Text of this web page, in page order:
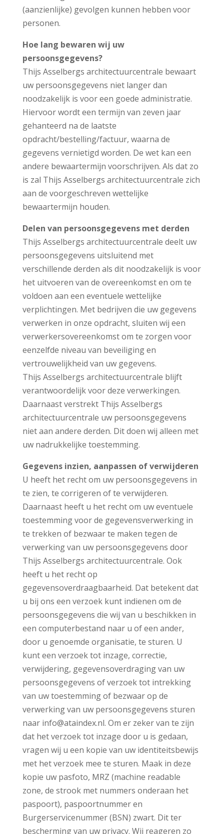
(aanzienlijke) gevolgen kunnen hebben voor
personen.
Hoe lang bewaren wij uw
persoonsgegevens?
Thijs Asselbergs architectuurcentrale bewaart
uw persoonsgegevens niet langer dan
noodzakelijk is voor een goede administratie.
Hiervoor wordt een termijn van zeven jaar
gehanteerd na de laatste
opdracht/bestelling/factuur, waarna de
gegevens vernietigd worden. De wet kan een
andere bewaartermijn voorschrijven. Als dat zo
is zal Thijs Asselbergs architectuurcentrale zich
aan de voorgeschreven wettelijke
bewaartermijn houden.
Delen van persoonsgegevens met derden
Thijs Asselbergs architectuurcentrale deelt uw
persoonsgegevens uitsluitend met
verschillende derden als dit noodzakelijk is voor
het uitvoeren van de overeenkomst en om te
voldoen aan een eventuele wettelijke
verplichtingen. Met bedrijven die uw gegevens
verwerken in onze opdracht, sluiten wij een
verwerkersovereenkomst om te zorgen voor
eenzelfde niveau van beveiliging en
vertrouwelijkheid van uw gegevens.
Thijs Asselbergs architectuurcentrale blijft
verantwoordelijk voor deze verwerkingen.
Daarnaast verstrekt Thijs Asselbergs
architectuurcentrale uw persoonsgegevens
niet aan andere derden. Dit doen wij alleen met
uw nadrukkelijke toestemming.
Gegevens inzien, aanpassen of verwijderen
U heeft het recht om uw persoonsgegevens in
te zien, te corrigeren of te verwijderen.
Daarnaast heeft u het recht om uw eventuele
toestemming voor de gegevensverwerking in
te trekken of bezwaar te maken tegen de
verwerking van uw persoonsgegevens door
Thijs Asselbergs architectuurcentrale. Ook
heeft u het recht op
gegevensoverdraagbaarheid. Dat betekent dat
u bij ons een verzoek kunt indienen om de
persoonsgegevens die wij van u beschikken in
een computerbestand naar u of een ander,
door u genoemde organisatie, te sturen. U
kunt een verzoek tot inzage, correctie,
verwijdering, gegevensoverdraging van uw
persoonsgegevens of verzoek tot intrekking
van uw toestemming of bezwaar op de
verwerking van uw persoonsgegevens sturen
naar info@ataindex.nl. Om er zeker van te zijn
dat het verzoek tot inzage door u is gedaan,
vragen wij u een kopie van uw identiteitsbewijs
met het verzoek mee te sturen. Maak in deze
kopie uw pasfoto, MRZ (machine readable
zone, de strook met nummers onderaan het
paspoort), paspoortnummer en
Burgerservicenummer (BSN) zwart. Dit ter
bescherming van uw privacy. Wij reageren zo